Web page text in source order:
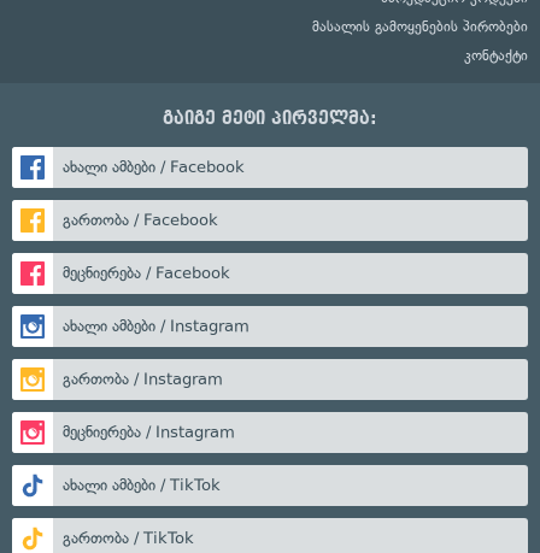
მასალის გამოყენების პირობები
კონტაქტი
გაიგე მეტი პირველმა:
ახალი ამბები / Facebook
გართობა / Facebook
მეცნიერება / Facebook
ახალი ამბები / Instagram
გართობა / Instagram
მეცნიერება / Instagram
ახალი ამბები / TikTok
გართობა / TikTok